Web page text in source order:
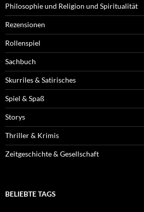
Philosophie und Religion und Spiritualität
Rezensionen
Rollenspiel
Sachbuch
Skurriles & Satirisches
Spiel & Spaß
Storys
Thriller & Krimis
Zeitgeschichte & Gesellschaft
BELIEBTE TAGS